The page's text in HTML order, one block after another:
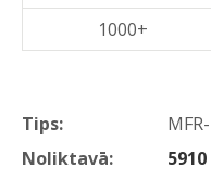
Tips:
Noliktavā:
5910
1000+